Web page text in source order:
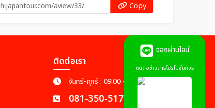
Copy
ติดต่อเรา
จันทร์-ศุกร์ : 09.00 - 18.00 น.
081-350-5179
จองผ่านไลน์
ติดต่อข่าวสารโปรโมชั่นทัวร์